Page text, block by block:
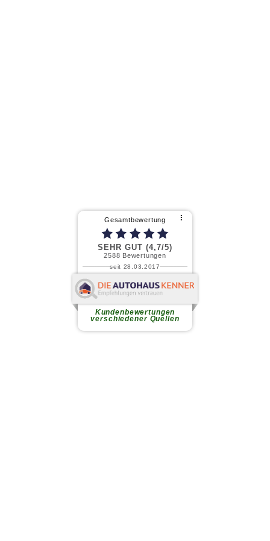
Gesamtbewertung ⠇
SEHR GUT (4,7/5)
2588 Bewertungen
seit 28.03.2017
Kundenbewertungen
verschiedener Quellen
Sandra B.
Sehr kompetenter, feundlicher
Verkäufer